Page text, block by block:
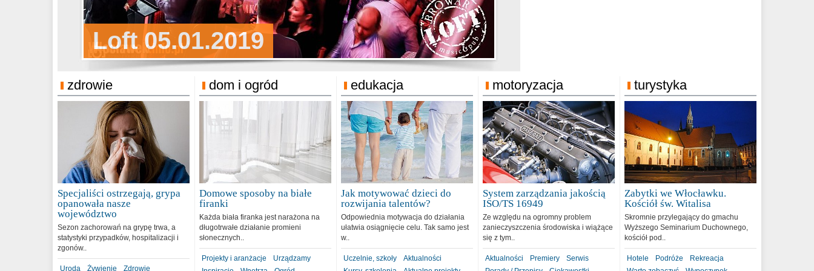
Loft 05.01.2019
Sylwester Podgrodzie 31.12.2018
Sylwester Pensjonat Michelin
31.12.2018
zdrowie
Specjaliści ostrzegają, grypa
opanowała nasze
województwo
Sezon zachorowań na grypę trwa, a
statystyki przypadków, hospitalizacji i
zgonów..
Uroda Żywienie Zdrowie
dom i ogród
Domowe sposoby na białe
firanki
Każda biała firanka jest narażona na
długotrwałe działanie promieni
słonecznych..
Projekty i aranżacje
Urządzamy
edukacja
Jak motywować dzieci do
rozwijania talentów?
Odpowiednia motywacja do działania
ułatwia osiągnięcie celu. Tak samo jest
w..
Uczelnie, szkoły
Aktualności
motoryzacja
System zarządzania jakością
ISO/TS 16949
Ze względu na ogromny problem
zanieczyszczenia środowiska i wiążące
się z tym..
Aktualności Premiery
Serwis
turystyka
Zabytki we Włocławku.
Kościół św. Witalisa
Skromnie przylegający do gmachu
Wyższego Seminarium Duchownego,
kościół pod..
Hotele Podróże
Rekreacja